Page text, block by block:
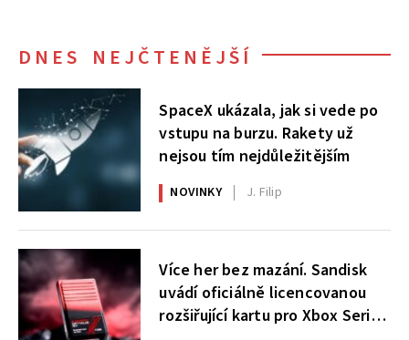
DNES NEJČTENĚJŠÍ
SpaceX ukázala, jak si vede po
vstupu na burzu. Rakety už
nejsou tím nejdůležitějším
NOVINKY J. Filip
Více her bez mazání. Sandisk
uvádí oficiálně licencovanou
rozšiřující kartu pro Xbox Series